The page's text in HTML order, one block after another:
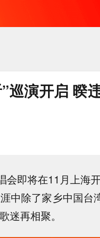
巡演开启 暌
会即将在11月上海
中除了家乡中国
迷再相聚。